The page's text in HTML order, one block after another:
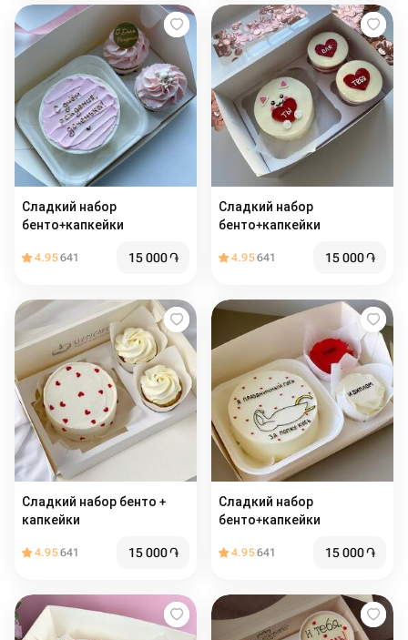
Сладкий набор
бенто+капкейки
4.95641 15 000֏
Сладкий набор
бенто+капкейки
4.95641 15 000֏
Сладкий набор бенто +
капкейки
4.95641 15 000֏
Сладкий набор
бенто+капкейки
4.95641 15 000֏